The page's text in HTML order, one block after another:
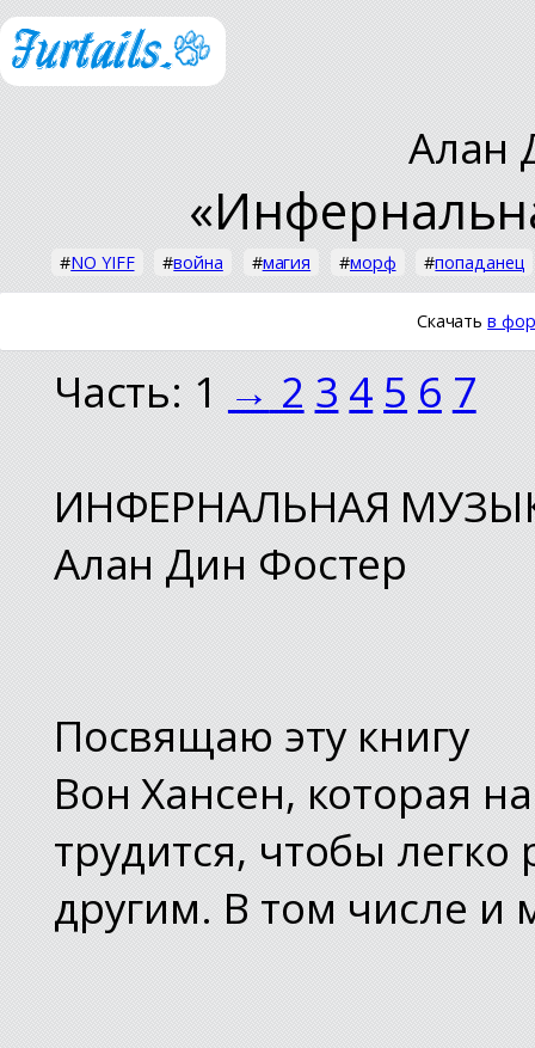
Алан
#NO YIFF #война #магия #морф #попаданец
Скачатьв
Часть: 1 → 2 3 4 5 6 7
ИНФЕРНАЛЬНАЯ
Алан Дин Фостер
Посвящаю эту книгу
Вон Хансен, которая
трудится, чтобы легко
другим. В том числе и